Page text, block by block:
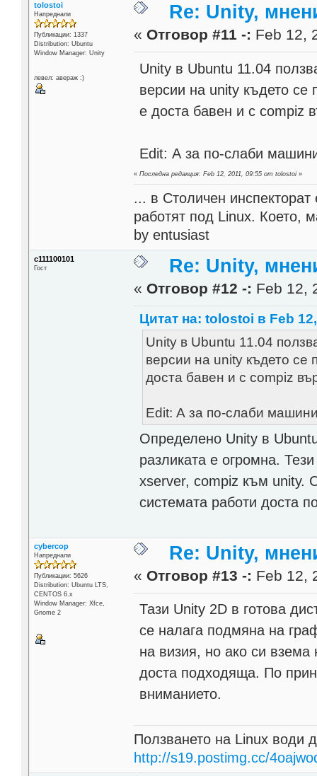
tolostoi
Напреднали
Публикации: 1337
Distribution: Ubuntu
Window Manager: Unity
левел: авераж :)
Re: Unity,
« Отговор #11 -: Feb 12,
Unity в Ubuntu 11.04
версии на unity където се
е доста бавен и с compiz
Edit: А за по-слаби
«Последна редакция: Feb 12, 2011, 09:55 от tolostoi »
... в Столичен
работят под Linux. Което,
by entusiast
c111100101
Гост Re: Unity,
« Отговор #12 -: Feb 12,
Цитат на: tolostoi в Feb
Unity в Ubuntu 11.04
версии на unity където се
доста бавен и с compiz
Edit: А за по-слаби
Определено Unity в
разликата е огромна.
xserver, compiz към unity.
системата работи доста
cybercop
Напреднали
Публикации: 5626
Distribution: Ubuntu LTS,
CENTOS 6.x
Window Manager: Xfce,
Gnome 2
Re: Unity,
« Отговор #13 -: Feb 12,
Тази Unity 2D в готова
се налага подмяна на
на визия, но ако си
доста подходяща. По
вниманието.
Ползването на Linux води
http://s19.postimg.cc/